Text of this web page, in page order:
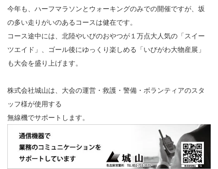
今年も、ハーフマラソンとウォーキングのみでの開催ですが、坂
の多い走りがいのあるコースは健在です。
コース途中には、北陸やいびのおやつが１万点大人気の「スイー
ツエイド」、ゴール後にゆっくり楽しめる「いびがわ大物産展」
も大会を盛り上げます。
株式会社城山は、大会の運営・救護・警備・ボランティアのスタ
ッフ様が使用する
無線機でサポートします。